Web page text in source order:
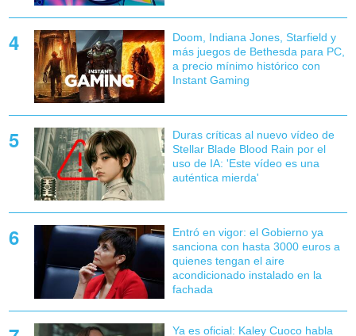
Doom, Indiana Jones, Starfield y
más juegos de Bethesda para PC,
a precio mínimo histórico con
Instant Gaming
Duras críticas al nuevo vídeo de
Stellar Blade Blood Rain por el
uso de IA: 'Este vídeo es una
auténtica mierda'
Entró en vigor: el Gobierno ya
sanciona con hasta 3000 euros a
quienes tengan el aire
acondicionado instalado en la
fachada
Ya es oficial: Kaley Cuoco habla